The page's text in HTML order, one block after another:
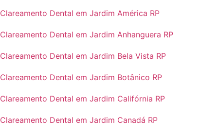
Clareamento Dental em Jardim América RP
Clareamento Dental em Jardim Anhanguera RP
Clareamento Dental em Jardim Bela Vista RP
Clareamento Dental em Jardim Botânico RP
Clareamento Dental em Jardim Califórnia RP
Clareamento Dental em Jardim Canadá RP